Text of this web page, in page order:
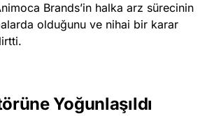
Brands’in halka arz sürecinin
olduğunu ve nihai bir karar
Yoğunlaşıldı